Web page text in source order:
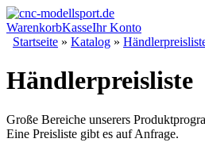
WarenkorbKasseIhr Konto
Startseite » Katalog »
Händlerpreisliste
Große Bereiche unserers
Eine Preisliste gibt es auf Anfrage.